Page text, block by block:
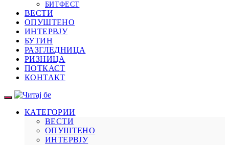
БИТФЕСТ
ВЕСТИ
ОПУШТЕНО
ИНТЕРВЈУ
БУТИН
РАЗГЛЕДНИЦА
РИЗНИЦА
ПОТКАСТ
КОНТАКТ
КАТЕГОРИИ
ВЕСТИ
ОПУШТЕНО
ИНТЕРВЈУ